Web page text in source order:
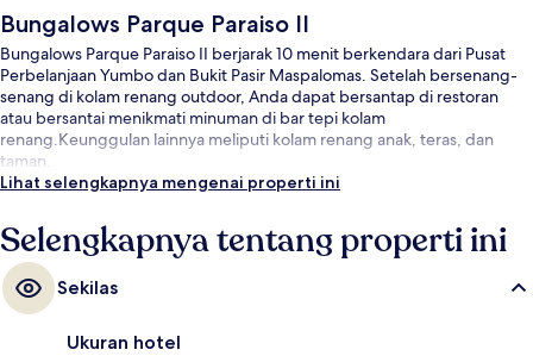
Bungalows Parque Paraiso II
Bungalows Parque Paraiso II berjarak 10 menit berkendara dari Pusat
Perbelanjaan Yumbo dan Bukit Pasir Maspalomas. Setelah bersenang-
senang di kolam renang outdoor, Anda dapat bersantap di restoran
atau bersantai menikmati minuman di bar tepi kolam
renang.Keunggulan lainnya meliputi kolam renang anak, teras, dan
taman.
Lihat selengkapnya mengenai properti ini
Selengkapnya tentang properti ini
Sekilas
Ukuran hotel